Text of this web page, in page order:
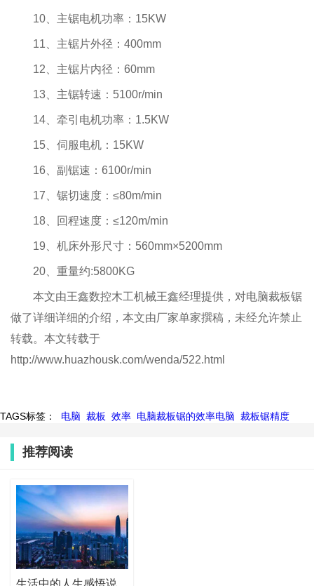
10、主锯电机功率：15KW
11、主锯片外径：400mm
12、主锯片内径：60mm
13、主锯转速：5100r/min
14、牵引电机功率：1.5KW
15、伺服电机：15KW
16、副锯速：6100r/min
17、锯切速度：≤80m/min
18、回程速度：≤120m/min
19、机床外形尺寸：560mm×5200mm
20、重量约:5800KG
本文由王鑫数控木工机械王鑫经理提供，对电脑裁板锯
做了详细详细的介绍，本文由厂家单家撰稿，未经允许禁止
转载。本文转载于
http://www.huazhousk.com/wenda/522.html
TAGS标签： 电脑 裁板 效率 电脑裁板锯的效率电脑 裁板锯精度
推荐阅读
生活中的人生感悟说